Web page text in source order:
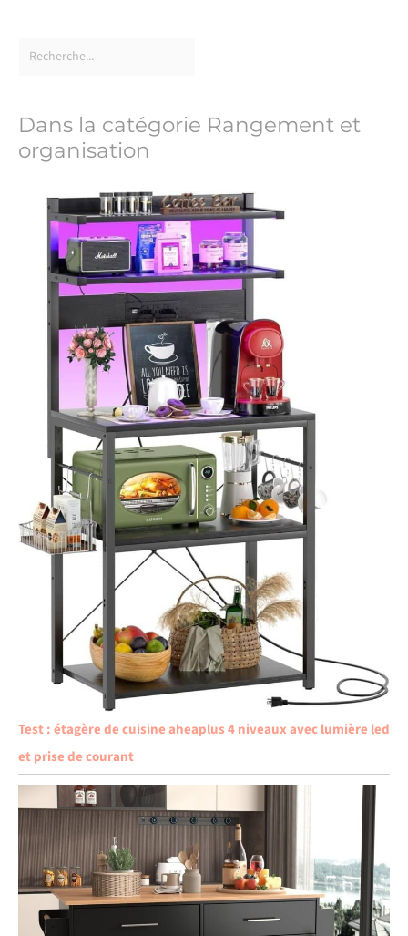
Dans la catégorie Rangement et
organisation
Test : étagère de cuisine aheaplus 4 niveaux avec lumière led
et prise de courant